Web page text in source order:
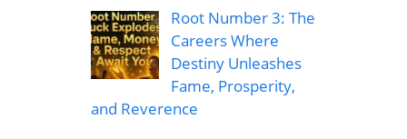
Root Number 3: The
Careers Where
Destiny Unleashes
Fame, Prosperity,
and Reverence